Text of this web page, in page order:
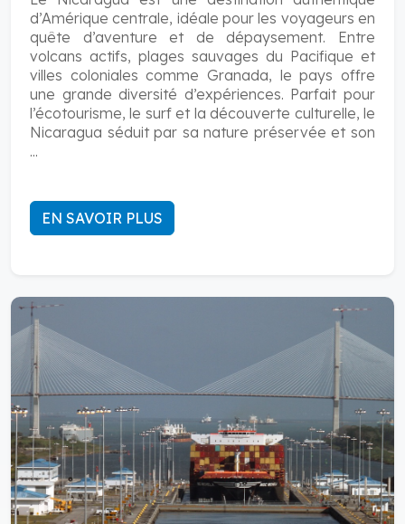
d’Amérique centrale, idéale pour les voyageurs en
quête d’aventure et de dépaysement. Entre
volcans actifs, plages sauvages du Pacifique et
villes coloniales comme Granada, le pays offre
une grande diversité d’expériences. Parfait pour
l’écotourisme, le surf et la découverte culturelle, le
Nicaragua séduit par sa nature préservée et son
...
EN SAVOIR PLUS